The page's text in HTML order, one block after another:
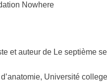
Nowhere
et auteur de Le septième
Université